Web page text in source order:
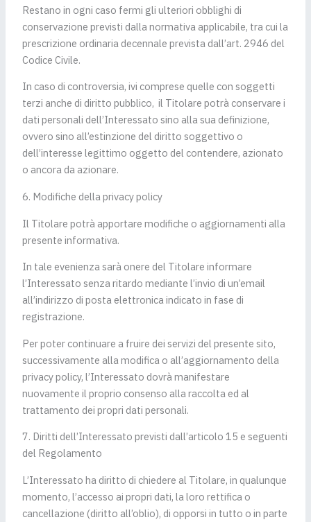
Restano in ogni caso fermi gli ulteriori obblighi di
conservazione previsti dalla normativa applicabile, tra cui la
prescrizione ordinaria decennale prevista dall’art. 2946 del
Codice Civile.
In caso di controversia, ivi comprese quelle con soggetti
terzi anche di diritto pubblico, il Titolare potrà conservare i
dati personali dell’Interessato sino alla sua definizione,
ovvero sino all’estinzione del diritto soggettivo o
dell’interesse legittimo oggetto del contendere, azionato
o ancora da azionare.
6. Modifiche della privacy policy
Il Titolare potrà apportare modifiche o aggiornamenti alla
presente informativa.
In tale evenienza sarà onere del Titolare informare
l’Interessato senza ritardo mediante l’invio di un’email
all’indirizzo di posta elettronica indicato in fase di
registrazione.
Per poter continuare a fruire dei servizi del presente sito,
successivamente alla modifica o all’aggiornamento della
privacy policy, l’Interessato dovrà manifestare
nuovamente il proprio consenso alla raccolta ed al
trattamento dei propri dati personali.
7. Diritti dell’Interessato previsti dall’articolo 15 e seguenti
del Regolamento
L’Interessato ha diritto di chiedere al Titolare, in qualunque
momento, l’accesso ai propri dati, la loro rettifica o
cancellazione (diritto all’oblio), di opporsi in tutto o in parte